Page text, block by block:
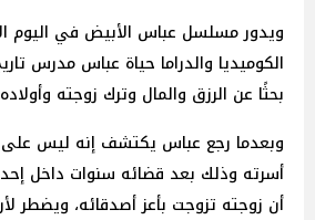
ويدور مسلسل عباس الأبيض في اليوم
الكوميديا والدراما حياة عباس مدرس
بحثًا عن الرزق والمال وترك زوجته
وبعدما رجع عباس يكتشف إنه ليس على
أسرته وذلك بعد قضائه سنوات داخل
أن زوجته تزوجت بأعز أصدقائه،